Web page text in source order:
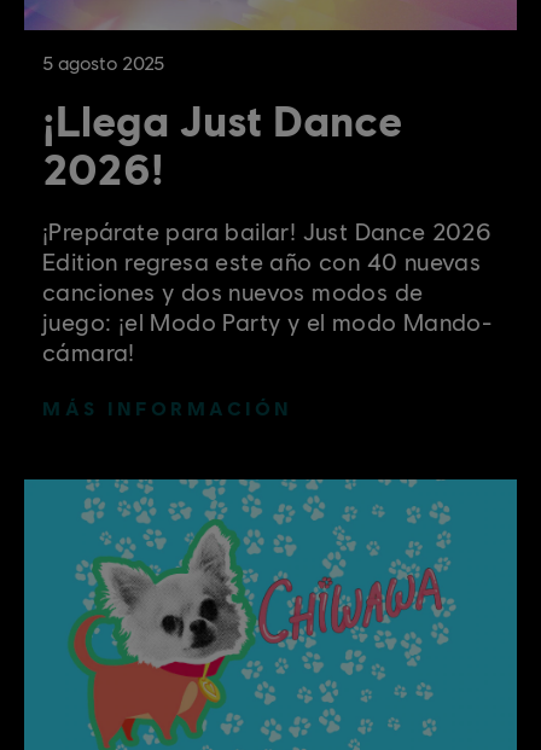
5 agosto 2025
¡Llega Just Dance
2026!
¡Prepárate para bailar! Just Dance 2026
Edition regresa este año con 40 nuevas
canciones y dos nuevos modos de
juego: ¡el Modo Party y el modo Mando-
cámara!
MÁS INFORMACIÓN